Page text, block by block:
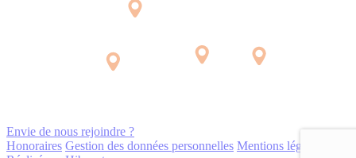
Envie de nous rejoindre ?
Honoraires Gestion des données personnelles Mentions légales